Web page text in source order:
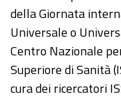
della Giornata
Universale o
Centro Nazionale
Superiore di Sanità
cura dei ricercatori